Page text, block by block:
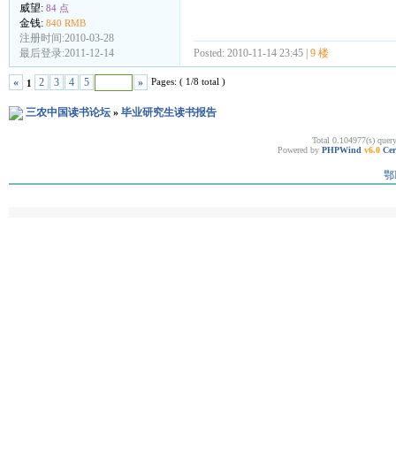
威望: 84 点
金钱: 840 RMB
注册时间:2010-03-28
最后登录:2011-12-14
Posted: 2010-11-14 23:45 | 9 楼
« 1 2 3 4 5 » Pages: ( 1/8 total )
三农中国读书论坛» 毕业研究生读书报告
Total 0.104977(s)
Powered by PHPWind v6.0
鄂